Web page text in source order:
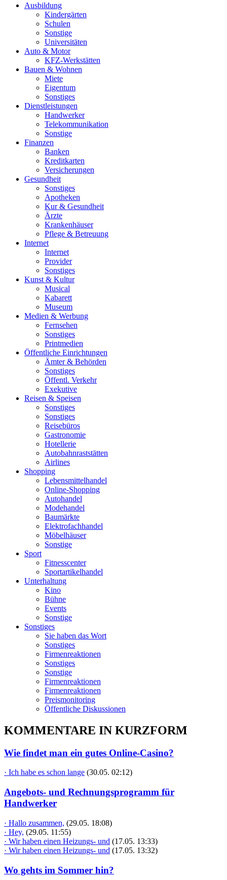
Ausbildung
Kindergärten
Schulen
Sonstige
Universitäten
Auto & Motor
KFZ-Werkstätten
Bauen & Wohnen
Miete
Eigentum
Sonstiges
Dienstleistungen
Handwerker
Telekommunikation
Sonstige
Finanzen
Banken
Kreditkarten
Versicherungen
Gesundheit
Sonstiges
Apotheken
Kur & Gesundheit
Ärzte
Krankenhäuser
Pflege & Betreuung
Internet
Internet
Provider
Sonstiges
Kunst & Kultur
Musical
Kabarett
Museum
Medien & Werbung
Fernsehen
Sonstiges
Printmedien
Öffentliche Einrichtungen
Ämter & Behörden
Sonstiges
Öffentl. Verkehr
Exekutive
Reisen & Speisen
Sonstiges
Sonstiges
Reisebüros
Gastronomie
Hotellerie
Autobahnraststätten
Airlines
Shopping
Lebensmittelhandel
Online-Shopping
Autohandel
Modehandel
Baumärkte
Elektrofachhandel
Möbelhäuser
Sonstige
Sport
Fitnesscenter
Sportartikelhandel
Unterhaltung
Kino
Bühne
Events
Sonstige
Sonstiges
Sie haben das Wort
Sonstiges
Firmenreaktionen
Sonstiges
Sonstige
Firmenreaktionen
Firmenreaktionen
Preismonitoring
Öffentliche Diskussionen
KOMMENTARE IN KURZFORM
Wie findet man ein gutes Online-Casino?
· Ich habe es schon lange (30.05. 02:12)
Angebots- und Rechnungsprogramm für
Handwerker
· Hallo zusammen, (29.05. 18:08)
· Hey, (29.05. 11:55)
· Wir haben einen Heizungs- und (17.05. 13:33)
· Wir haben einen Heizungs- und (17.05. 13:32)
Wo gehts im Sommer hin?